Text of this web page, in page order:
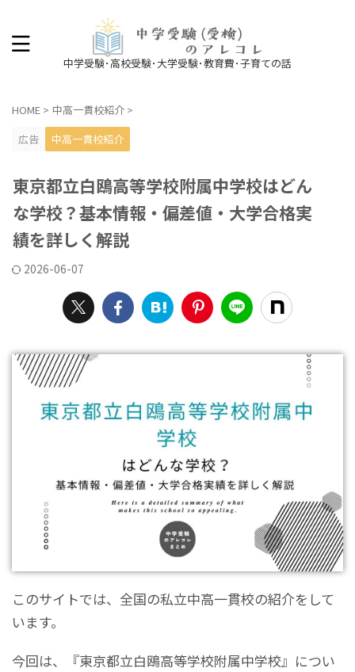
中学受験･高校受験･大学受験･教育費･子育ての話
HOME > 中高一貫校紹介 >
広告
中高一貫校紹介
東京都立白鴎高等学校附属中学校はどん
な学校？基本情報・偏差値・大学合格実
績を詳しく解説
2026-06-07
このサイトでは、全国の私立中高一貫校の紹介をして
います。
今回は、『東京都立白鴎高等学校附属中学校』につい